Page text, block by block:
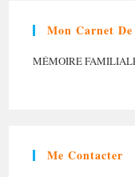
Mon Carnet De
MÉMOIRE
Me Contacter